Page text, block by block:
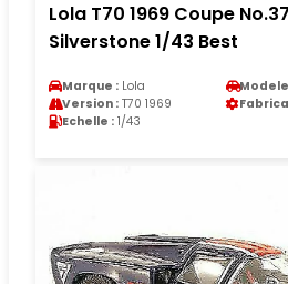
Lola T70 1969 Coupe
Silverstone 1/43 Best
Marque : Lola
Version : T70 1969
Echelle : 1/43